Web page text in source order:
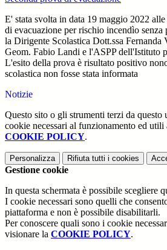
E' stata svolta in data 19 maggio 2022
di evacuazione per rischio incendìo senza
la Dirigente Scolastica Dott.ssa Fernanda
Geom. Fabio Landi e l'ASPP dell'Istituto
L'esito della prova è risultato positivo
scolastica non fosse stata informata
Notizie
Questo sito o gli strumenti terzi da
cookie necessari al funzionamento ed
COOKIE POLICY.
Personalizza Rifiuta tutti i cookies
Gestione cookie
In questa schermata è possibile scegliere
I cookie necessari sono quelli che
piattaforma e non è possibile disabilitarli.
Per conoscere quali sono i cookie
visionare la COOKIE POLICY.